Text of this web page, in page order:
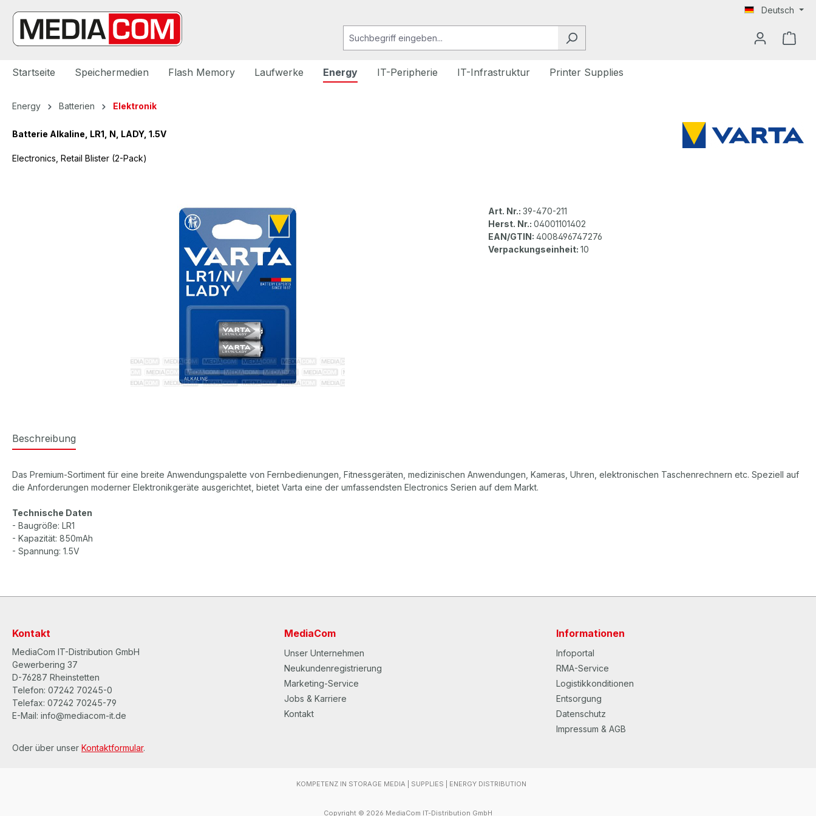
Zur Hauptnavigation springen Deutsch
Startseite Speichermedien Flash Memory Laufwerke Energy IT-Peripherie IT-Infrastruktur Printer Supplies
Energy Batterien Elektronik
Batterie Alkaline, LR1, N, LADY, 1.5V
Electronics, Retail Blister (2-Pack)
Art. Nr.: 39-470-211
Herst. Nr.: 04001101402
EAN/GTIN: 4008496747276
Verpackungseinheit: 10
Beschreibung
Das Premium-Sortiment für eine breite Anwendungspalette von Fernbedienungen, Fitnessgeräten, medizinischen Anwendungen, Kameras, Uhren, elektronischen Taschenrechnern etc. Speziell auf
die Anforderungen moderner Elektronikgeräte ausgerichtet, bietet Varta eine der umfassendsten Electronics Serien auf dem Markt.
Technische Daten
- Baugröße: LR1
- Kapazität: 850mAh
- Spannung: 1.5V
Kontakt
MediaCom IT-Distribution GmbH
Gewerbering 37
D-76287 Rheinstetten
Telefon: 07242 70245-0
Telefax: 07242 70245-79
E-Mail: info@mediacom-it.de
Oder über unser Kontaktformular.
MediaCom
Unser Unternehmen
Neukundenregistrierung
Marketing-Service
Jobs & Karriere
Kontakt
Informationen
Infoportal
RMA-Service
Logistikkonditionen
Entsorgung
Datenschutz
Impressum & AGB
KOMPETENZ IN STORAGE MEDIA | SUPPLIES | ENERGY DISTRIBUTION
Copyright © 2026 MediaCom IT-Distribution GmbH